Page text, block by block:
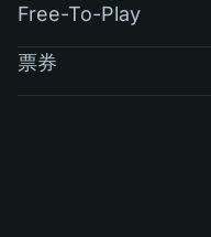
Free-To-Play
票券